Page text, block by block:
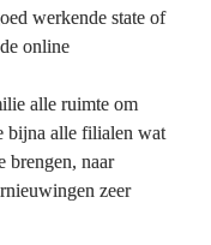
werkende state of
online
alle ruimte om
bijna alle filialen wat
brengen, naar
zeer